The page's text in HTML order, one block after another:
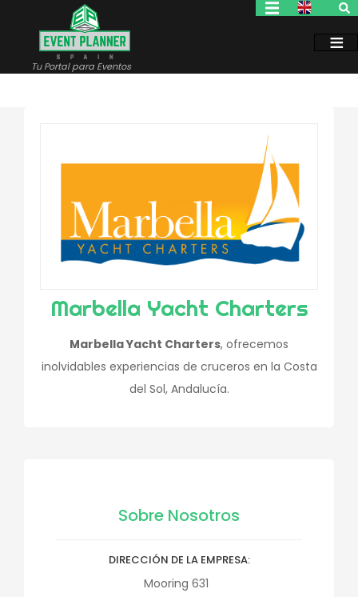
contenido
Tu Portal para Eventos
Marbella Yacht Charters
Marbella Yacht Charters, ofrecemos
inolvidables experiencias de cruceros en la Costa
del Sol, Andalucía.
Sobre Nosotros
DIRECCIÓN DE LA EMPRESA
Mooring 631